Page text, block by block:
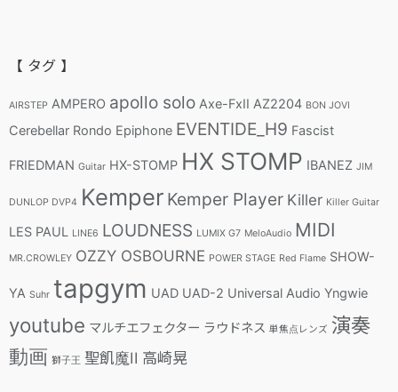
【 タグ 】
AIRSTEP AMPERO apollo solo Axe-FxII AZ2204 BON JOVI
Cerebellar Rondo Epiphone EVENTIDE_H9 Fascist
FRIEDMAN Guitar HX-STOMP HX STOMP IBANEZ JIM
DUNLOP DVP4 Kemper Kemper Player Killer Killer Guitar
LES PAUL LINE6 LOUDNESS LUMIX G7 MeloAudio MIDI
MR.CROWLEY OZZY OSBOURNE POWER STAGE Red Flame SHOW-
YA Suhr tapgym UAD UAD-2 Universal Audio Yngwie
youtube マルチエフェクター ラウドネス 単焦点レンズ 演奏
動画 獅子王 聖飢魔II 高崎晃